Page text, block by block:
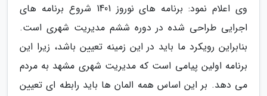
وی اعلام نمود: برنامه های نوروز 1401 شروع برنامه های
اجرایی طراحی شده در دوره ششم مدیریت شهری است.
بنابراین رویکرد ما باید در این زمینه تعیین باشد، زیرا این
برنامه اولین پیامی است که مدیریت شهری مشهد به مردم
می دهد. بر این اساس همه المان ها باید رابطه ای تعیین